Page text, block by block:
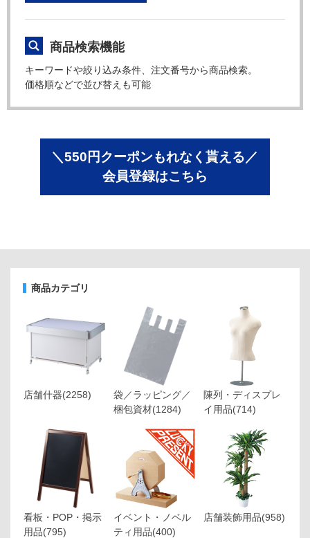
商品検索機能
キーワードや絞り込み条件、注文番号から商品検索。
価格順などで並び替えも可能
＼550円クーポンもれなく貰える／
会員登録はこちら
商品カテゴリ
店舗什器(2258)
袋／ラッピング／
梱包資材(1284)
陳列・ディスプレ
イ用品(714)
看板・POP・掲示
用品(795)
イベント・ノベル
ティ用品(400)
店舗装飾用品(958)